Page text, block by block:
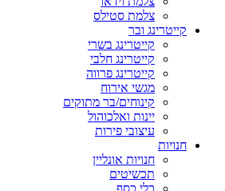
צלמת סטילס
קייטרינג ובר
קייטרינג בשרי
קייטרינג חלבי
קייטרינג פרווה
מגשי אירוח
קינוחים/בר מתוקים
יינות ואלכוהול
עיצובי פירות
חנויות
חנויות אונליין
תכשיטים
כלי כסף